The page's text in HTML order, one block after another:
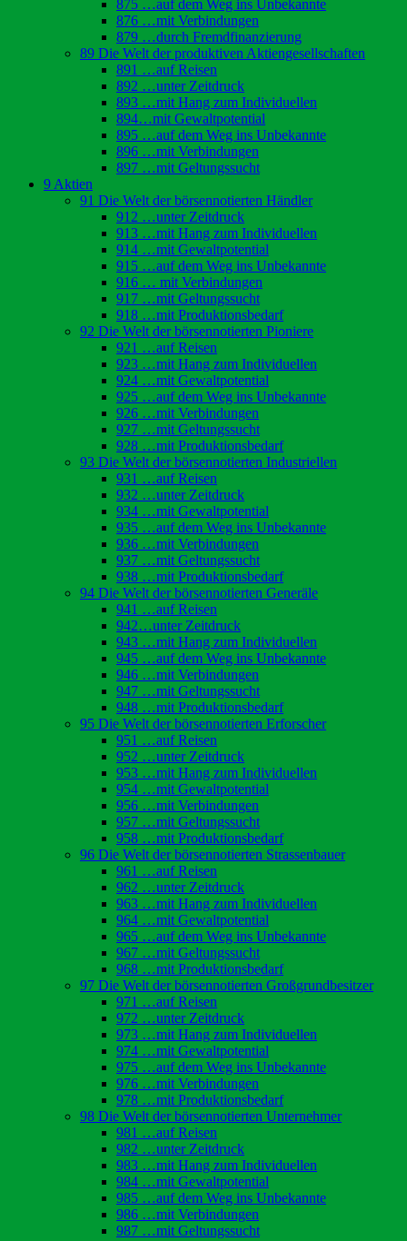
875 …auf dem Weg ins Unbekannte
876 …mit Verbindungen
879 …durch Fremdfinanzierung
89 Die Welt der produktiven Aktiengesellschaften
891 …auf Reisen
892 …unter Zeitdruck
893 …mit Hang zum Individuellen
894…mit Gewaltpotential
895 …auf dem Weg ins Unbekannte
896 …mit Verbindungen
897 …mit Geltungssucht
9 Aktien
91 Die Welt der börsennotierten Händler
912 …unter Zeitdruck
913 …mit Hang zum Individuellen
914 …mit Gewaltpotential
915 …auf dem Weg ins Unbekannte
916 … mit Verbindungen
917 …mit Geltungssucht
918 …mit Produktionsbedarf
92 Die Welt der börsennotierten Pioniere
921 …auf Reisen
923 …mit Hang zum Individuellen
924 …mit Gewaltpotential
925 …auf dem Weg ins Unbekannte
926 …mit Verbindungen
927 …mit Geltungssucht
928 …mit Produktionsbedarf
93 Die Welt der börsennotierten Industriellen
931 …auf Reisen
932 …unter Zeitdruck
934 …mit Gewaltpotential
935 …auf dem Weg ins Unbekannte
936 …mit Verbindungen
937 …mit Geltungssucht
938 …mit Produktionsbedarf
94 Die Welt der börsennotierten Generäle
941 …auf Reisen
942…unter Zeitdruck
943 …mit Hang zum Individuellen
945 …auf dem Weg ins Unbekannte
946 …mit Verbindungen
947 …mit Geltungssucht
948 …mit Produktionsbedarf
95 Die Welt der börsennotierten Erforscher
951 …auf Reisen
952 …unter Zeitdruck
953 …mit Hang zum Individuellen
954 …mit Gewaltpotential
956 …mit Verbindungen
957 …mit Geltungssucht
958 …mit Produktionsbedarf
96 Die Welt der börsennotierten Strassenbauer
961 …auf Reisen
962 …unter Zeitdruck
963 …mit Hang zum Individuellen
964 …mit Gewaltpotential
965 …auf dem Weg ins Unbekannte
967 …mit Geltungssucht
968 …mit Produktionsbedarf
97 Die Welt der börsennotierten Großgrundbesitzer
971 …auf Reisen
972 …unter Zeitdruck
973 …mit Hang zum Individuellen
974 …mit Gewaltpotential
975 …auf dem Weg ins Unbekannte
976 …mit Verbindungen
978 …mit Produktionsbedarf
98 Die Welt der börsennotierten Unternehmer
981 …auf Reisen
982 …unter Zeitdruck
983 …mit Hang zum Individuellen
984 …mit Gewaltpotential
985 …auf dem Weg ins Unbekannte
986 …mit Verbindungen
987 …mit Geltungssucht